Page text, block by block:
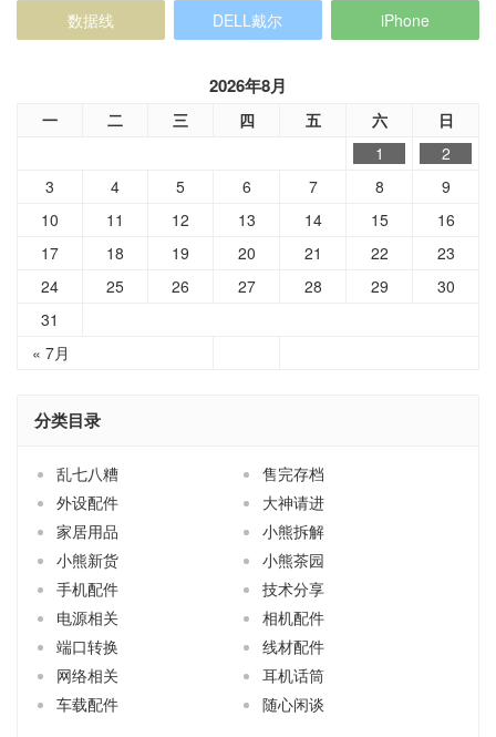
数据线 DELL戴尔 iPhone
2026年8月
一 二 三 四 五 六 日
« 7月
1
2
3
4 5 6 7 8
9
10
11 12 13 14 15
16
17
18 19 20 21 22
23
24
25 26 27 28 29
30
31
分类目录
乱七八糟
售完存档
外设配件
大神请进
家居用品
小熊拆解
小熊新货
小熊茶园
手机配件
技术分享
电源相关
相机配件
端口转换
线材配件
网络相关
耳机话筒
车载配件
随心闲谈